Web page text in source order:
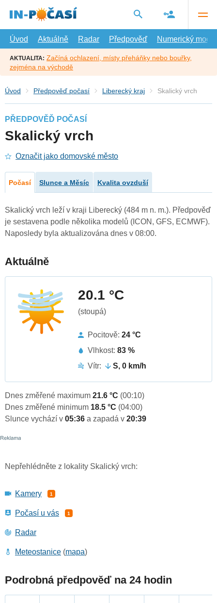
hlavní
Úvod
Aktuálně Radar Předpověď Numerický model
AKTUALITA: Začíná ochlazení, místy přeháňky nebo bouřky,
zejména na východě
Úvod Předpověď počasí Liberecký kraj Skalický vrch
PŘEDPOVĚĎ POČASÍ
Skalický vrch
Označit jako domovské město
Počasí Slunce a Měsíc Kvalita ovzduší
Skalický vrch leží v kraji Liberecký (484 m n. m.). Předpověď
je sestavena podle několika modelů (ICON, GFS, ECMWF).
Naposledy byla aktualizována dnes v 08:00.
Aktuálně
20.1 °C
(stoupá)
Pocitově: 24 °C
Vlhkost: 83 %
Vítr:
S, 0 km/h
Dnes změřené maximum 21.6 °C (00:10)
Dnes změřené minimum 18.5 °C (04:00)
Slunce vychází v 05:36 a zapadá v 20:39
Nepřehlédněte z lokality Skalický vrch:
Kamery 1
Počasí u vás 1
Radar
Meteostanice (mapa)
Podrobná předpověď na 24 hodin